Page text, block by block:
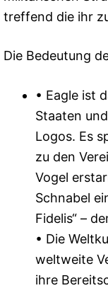
treffend die ihr
Die Bedeutung
• Eagle ist
Staaten
Logos. Es
zu den
Vogel
Schnabel
Fidelis“ –
• Die
weltweite
ihre